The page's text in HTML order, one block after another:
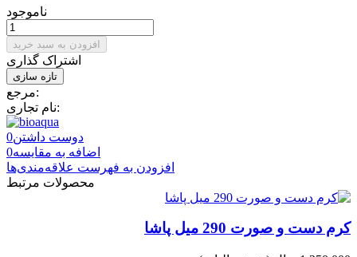
ناموجود
افزودن به سبد خرید
اشتراک گذاری
مرجع:
نام تجاری:
دوست داشتن0
اضافه به مقایسه0
افزودن به فهرست علاقه‌مندی‌ها
محصولات مرتبط
کرم دست و صورت 290 میل پاشا